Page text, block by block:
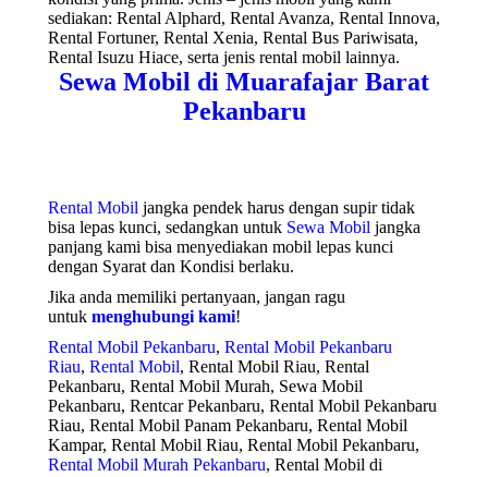
sediakan: Rental Alphard, Rental Avanza, Rental Innova,
Rental Fortuner, Rental Xenia, Rental Bus Pariwisata,
Rental Isuzu Hiace, serta jenis rental mobil lainnya.
Sewa Mobil di Muarafajar Barat
Pekanbaru
Rental Mobil jangka pendek harus dengan supir tidak
bisa lepas kunci, sedangkan untuk Sewa Mobil jangka
panjang kami bisa menyediakan mobil lepas kunci
dengan Syarat dan Kondisi berlaku.
Jika anda memiliki pertanyaan, jangan ragu
untuk menghubungi kami!
Rental Mobil Pekanbaru, Rental Mobil Pekanbaru
Riau, Rental Mobil, Rental Mobil Riau, Rental
Pekanbaru, Rental Mobil Murah, Sewa Mobil
Pekanbaru, Rentcar Pekanbaru, Rental Mobil Pekanbaru
Riau, Rental Mobil Panam Pekanbaru, Rental Mobil
Kampar, Rental Mobil Riau, Rental Mobil Pekanbaru,
Rental Mobil Murah Pekanbaru, Rental Mobil di